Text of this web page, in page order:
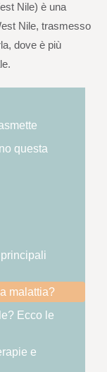
Nile) è una
Nile, trasmesso
dove è più
questa
malattia?
Ecco le
e